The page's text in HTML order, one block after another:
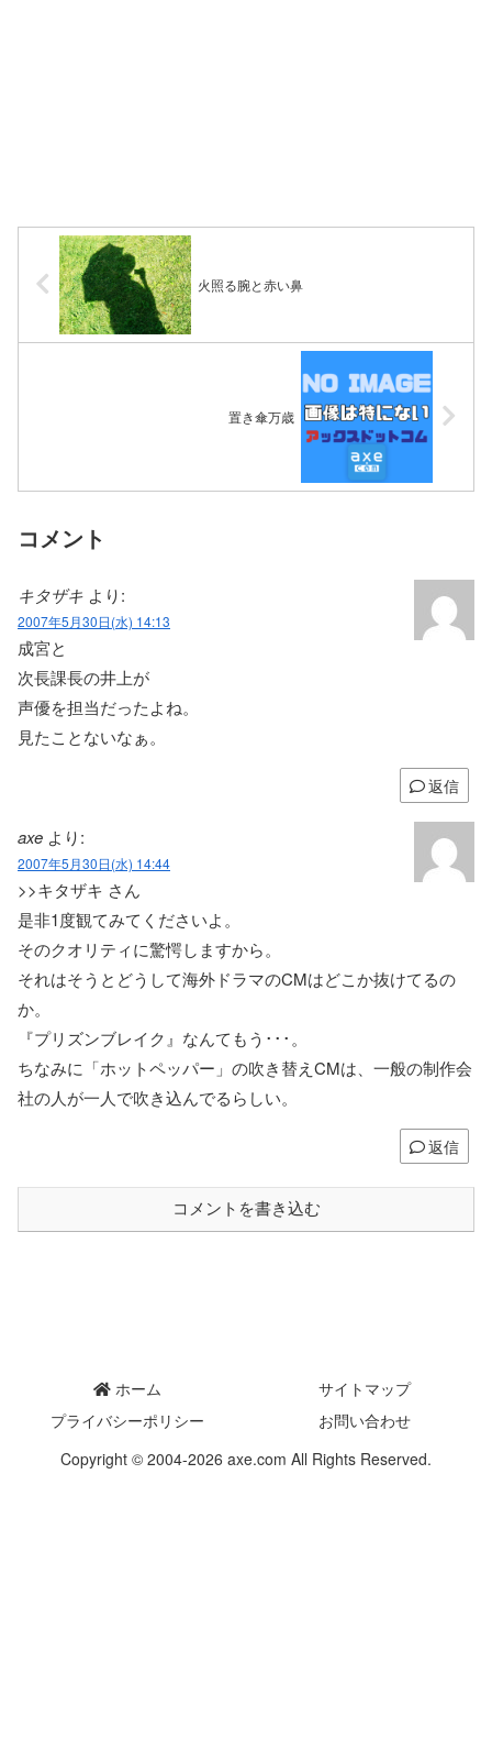
火照る腕と赤い鼻
置き傘万歳
コメント
キタザキ より:
2007年5月30日(水) 14:13
成宮と
次長課長の井上が
声優を担当だったよね。
見たことないなぁ。
返信
axe より:
2007年5月30日(水) 14:44
>>キタザキ さん
是非1度観てみてくださいよ。
そのクオリティに驚愕しますから。
それはそうとどうして海外ドラマのCMはどこか抜けてるの
か。
『プリズンブレイク』なんてもう･･･。
ちなみに「ホットペッパー」の吹き替えCMは、一般の制作会
社の人が一人で吹き込んでるらしい。
返信
コメントを書き込む
ホーム
サイトマップ
プライバシーポリシー
お問い合わせ
Copyright © 2004-2026 axe.com All Rights Reserved.